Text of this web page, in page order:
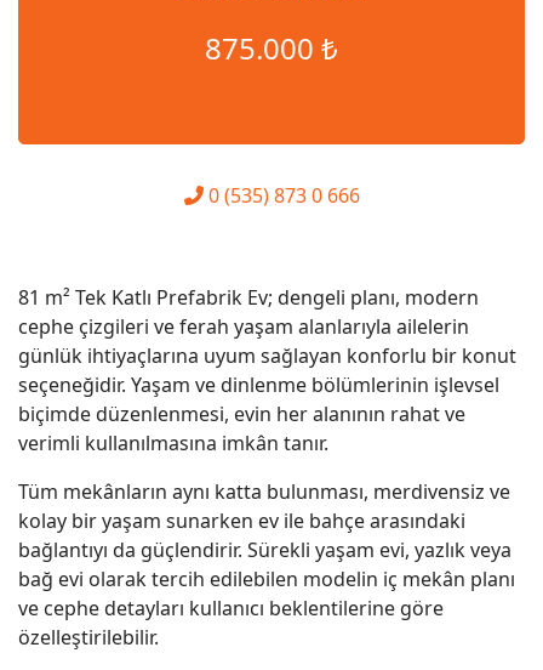
875.000 ₺
0 (535) 873 0 666
81 m² Tek Katlı Prefabrik Ev; dengeli planı, modern
cephe çizgileri ve ferah yaşam alanlarıyla ailelerin
günlük ihtiyaçlarına uyum sağlayan konforlu bir konut
seçeneğidir. Yaşam ve dinlenme bölümlerinin işlevsel
biçimde düzenlenmesi, evin her alanının rahat ve
verimli kullanılmasına imkân tanır.
Tüm mekânların aynı katta bulunması, merdivensiz ve
kolay bir yaşam sunarken ev ile bahçe arasındaki
bağlantıyı da güçlendirir. Sürekli yaşam evi, yazlık veya
bağ evi olarak tercih edilebilen modelin iç mekân planı
ve cephe detayları kullanıcı beklentilerine göre
özelleştirilebilir.